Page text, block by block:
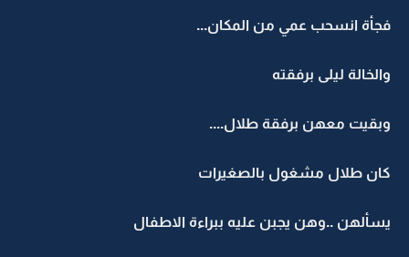
فجأة انسحب عمي من المكان...
والخالة ليلى برفقته
وبقيت معهن برفقة طلال....
كان طلال مشغول بالصغيرات
يسألهن ..وهن يجبن عليه ببراءة الاطفال